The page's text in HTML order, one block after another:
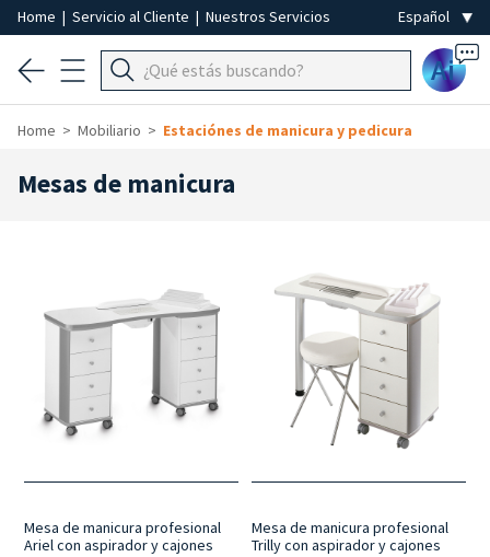
Home | Servicio al Cliente | Nuestros Servicios
Ai
Home Mobiliario Estaciónes de manicura y pedicura
Mesas de manicura
Mesa de manicura profesional
Ariel con aspirador y cajones
Mesa de manicura profesional
Trilly con aspirador y cajones